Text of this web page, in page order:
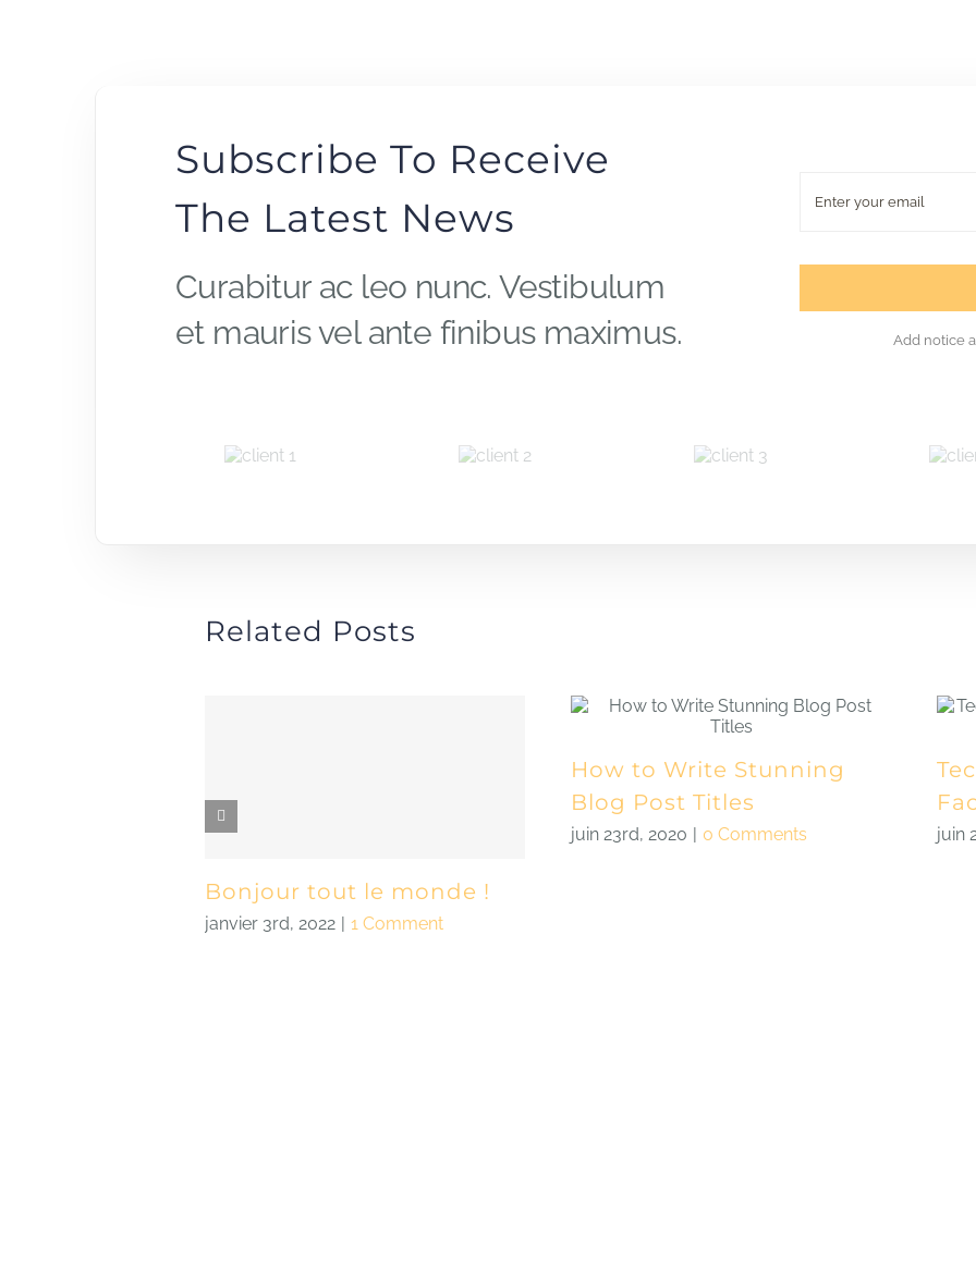
Subscribe To Receive
The Latest News
Curabitur ac leo nunc. Vestibulum
et mauris vel ante finibus maximus.
Add notice
Related Posts
Bonjour tout le monde !
janvier 3rd, 2022 | 1 Comment
How to Write Stunning
Blog Post Titles
juin 23rd, 2020 | 0 Comments juin